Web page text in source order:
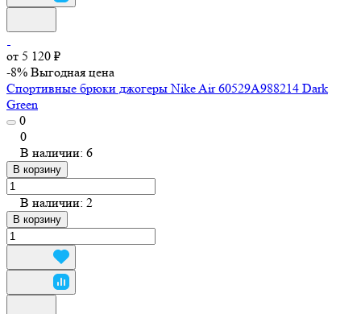
от 5 120 ₽
-8% Выгодная цена
Спортивные брюки джогеры Nike Air 60529A988214 Dark
Green
0
0
В наличии: 6
В корзину
В наличии: 2
В корзину